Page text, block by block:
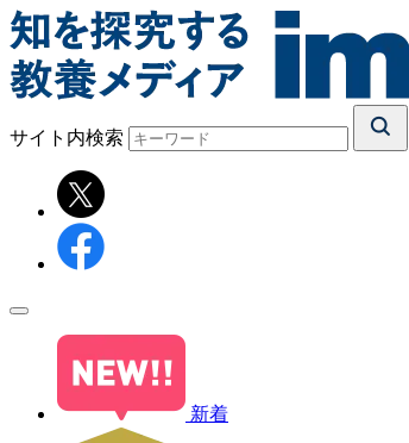
サイト内検索
新着